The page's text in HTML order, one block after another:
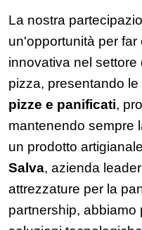
La nostra
un'opportunità per
innovativa nel
pizza, presentando le
pizze e panificati,
mantenendo sempre
un prodotto
Salva, azienda
attrezzature per la
partnership, abbiamo